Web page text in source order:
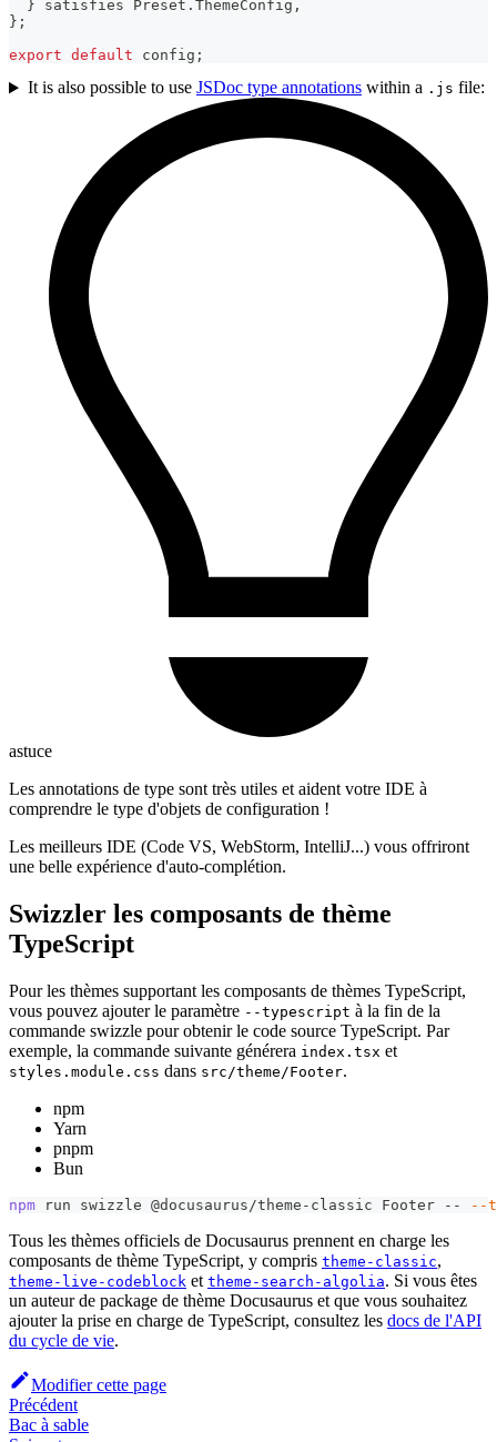
} satisfies Preset . ThemeConfig ,
} ;
export default config ;
It is also possible to use JSDoc type annotationswithin a .js file:
astuce
Les annotations de type sont très utiles et aident votre IDE à
comprendre le type d'objets de configuration !
Les meilleurs IDE (Code VS, WebStorm, IntelliJ...) vous offriront
une belle expérience d'auto-complétion.
Swizzler les composants de thème
TypeScript
Pour les thèmes supportant les composants de thèmes TypeScript,
vous pouvez ajouter le paramètre --typescript à la fin de la
commande swizzle pour obtenir le code source TypeScript. Par
exemple, la commande suivante générera index.tsx et
styles.module.css dans src/theme/Footer.
npm
Yarn
pnpm
Bun
npm run swizzle @docusaurus/theme-classic Footer -- --
Tous les thèmes officiels de Docusaurus prennent en charge les
composants de thème TypeScript, y compris theme-classic,
theme-live-codeblock et theme-search-algolia. Si vous êtes
un auteur de package de thème Docusaurus et que vous souhaitez
ajouter la prise en charge de TypeScript, consultez les docs de l'API
du cycle de vie.
Modifier cette page
Précédent
Bac à sable